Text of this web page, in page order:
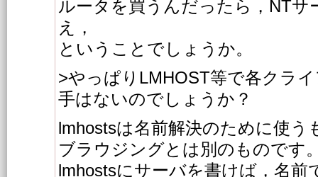
ルータを買うんだったら，NTサ
え，
ということでしょうか。
>やっぱりLMHOST等で各クラ
手はないのでしょうか？
lmhostsは名前解決のために使う
ブラウジングとは別のものです
lmhostsにサーバを書けば，名